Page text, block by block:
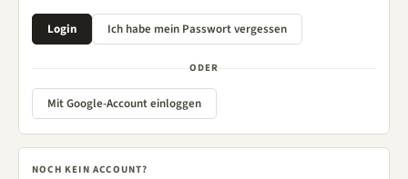
ODER
Mit Google-Account einloggen
NOCH KEIN ACCOUNT?